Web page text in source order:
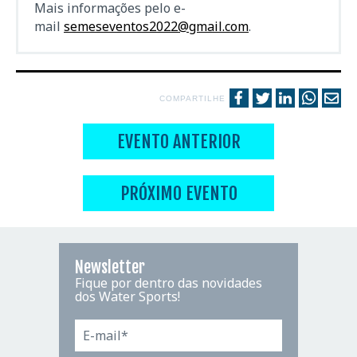
Mais informações pelo e-
mail semeseventos2022@gmail.com.
COMPARTILHE
EVENTO ANTERIOR
PRÓXIMO EVENTO
Newsletter
Fique por dentro das novidades
dos Water Sports!